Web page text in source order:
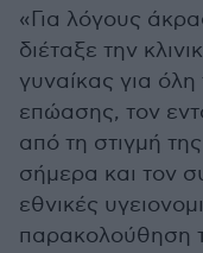
«Για λόγους
διέταξε την
γυναίκας για όλη
επώασης, τον
από τη στιγμή
σήμερα και τον
εθνικές
παρακολούθηση